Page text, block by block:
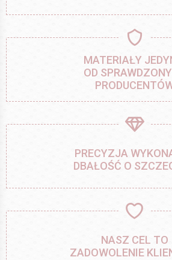
MATERIAŁY
OD
PRECYZJA
DBAŁOŚĆ O
NASZ CEL TO
ZADOWOLENIE